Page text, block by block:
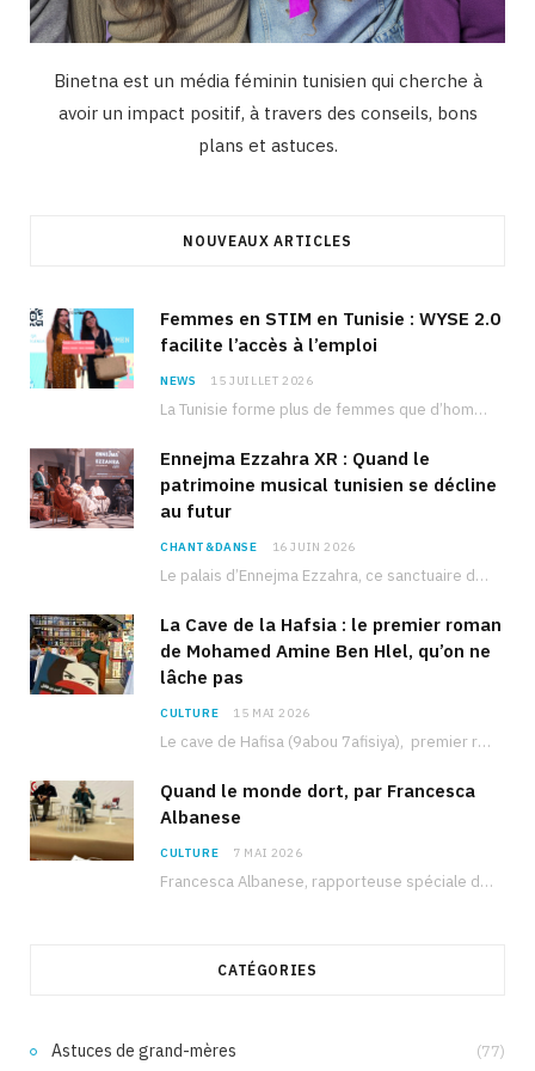
Binetna est un média féminin tunisien qui cherche à
avoir un impact positif, à travers des conseils, bons
plans et astuces.
NOUVEAUX ARTICLES
Femmes en STIM en Tunisie : WYSE 2.0
facilite l’accès à l’emploi
NEWS 15 JUILLET 2026
La Tunisie forme plus de femmes que d’hommes dans les filières scientifiques. Pourtant, pour beaucoup…
Ennejma Ezzahra XR : Quand le
patrimoine musical tunisien se décline
au futur
CHANT&DANSE 16 JUIN 2026
Le palais d’Ennejma Ezzahra, ce sanctuaire de la musique tunisienne et méditerranéenne construit par le…
La Cave de la Hafsia : le premier roman
de Mohamed Amine Ben Hlel, qu’on ne
lâche pas
CULTURE 15 MAI 2026
Le cave de Hafisa (9abou 7afisiya), premier roman du journaliste tunisien Mohamed Amine Ben Hlel,…
Quand le monde dort, par Francesca
Albanese
CULTURE 7 MAI 2026
Francesca Albanese, rapporteuse spéciale de l’ONU sur les territoires palestiniens occupés, était à Tunis pour…
CATÉGORIES
Astuces de grand-mères (77)